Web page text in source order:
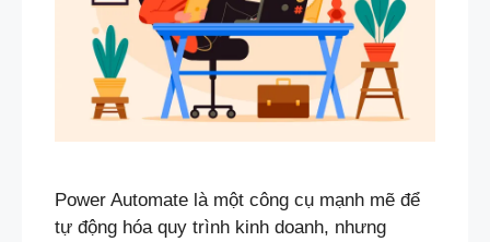
Power Automate là một công cụ mạnh mẽ để
tự động hóa quy trình kinh doanh, nhưng